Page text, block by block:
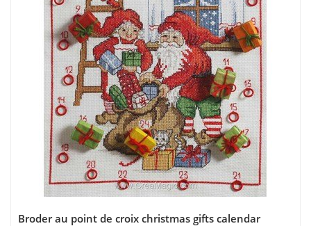
Broder au point de croix christmas gifts calendar